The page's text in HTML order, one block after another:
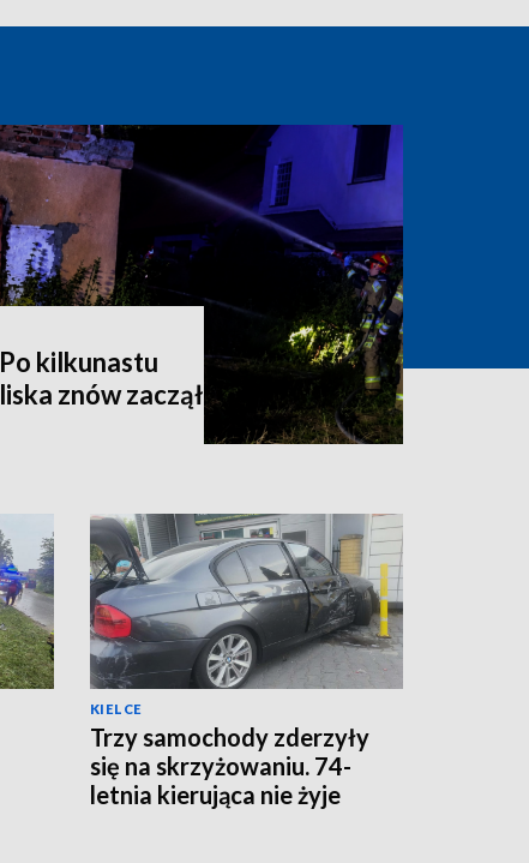
kilkunastu
znów zaczął
KIELCE
Trzy samochody zderzyły
się na skrzyżowaniu. 74-
letnia kierująca nie żyje